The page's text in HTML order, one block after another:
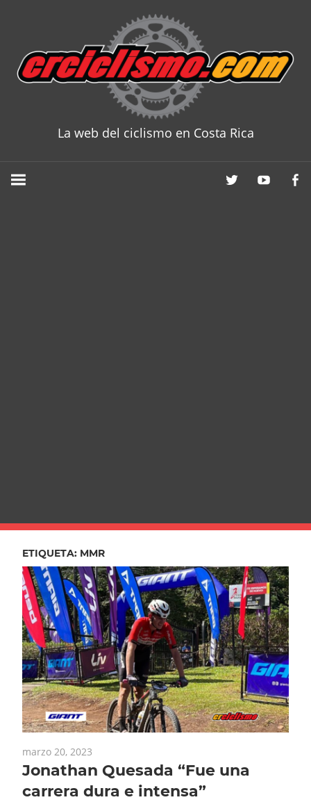
content
La web del ciclismo en Costa Rica
ETIQUETA: MMR
marzo 20, 2023
Jonathan Quesada “Fue una
carrera dura e intensa”